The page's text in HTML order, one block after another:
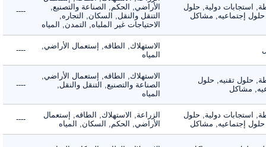
استجابات دولية, حلول
إجتماعيه, مشاكل
الأراضي, الحكم, الصناعة والتصنيع,
التنقل والنقل, السكان, التجاره,
الاحتياجات غير الملباه, التمدن, المياه
----
الاستهلاك, الطاقه, إستعمال الأراضي,
المياه
----
حلول تقنيه, حلول
مشاكل
الاستهلاك, الطاقه, إستعمال الأراضي,
الصناعة والتصنيع, التنقل والنقل,
المياه
----
استجابات دولية, حلول
إجتماعيه, مشاكل
الزراعة, الاستهلاك, الطاقه, إستعمال
الأراضي, الحكم, السكان, المياه
----